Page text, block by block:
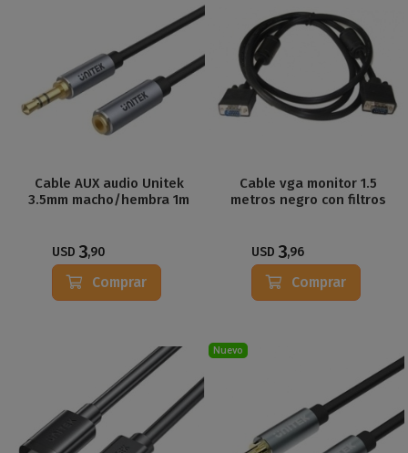
Cable AUX audio Unitek
3.5mm macho/hembra 1m
USD 3,90
Comprar
Cable vga monitor 1.5
metros negro con filtros
USD 3,96
Comprar
Nuevo